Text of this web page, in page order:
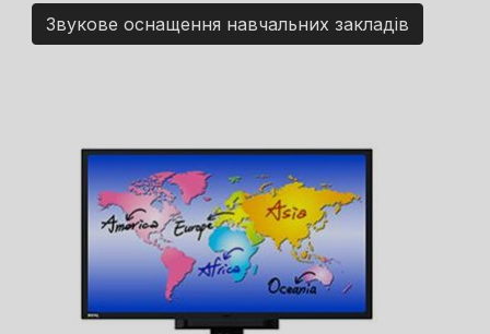
Звукове оснащення навчальних закладів